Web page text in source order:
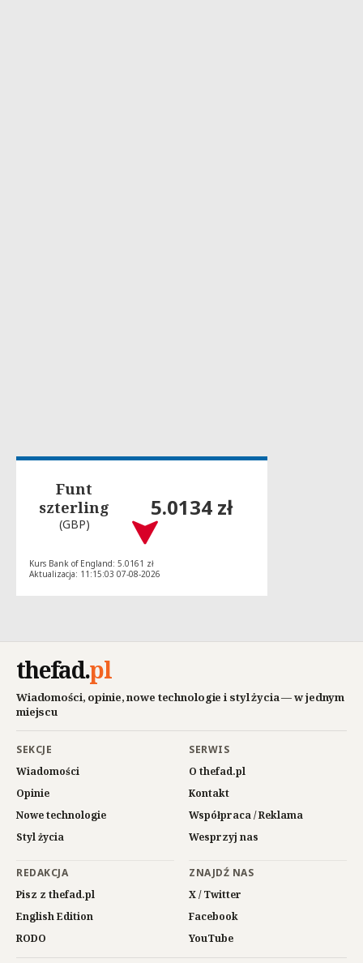
Funt
szterling
(GBP)
5.0134 zł
Kurs Bank of England: 5.0161 zł
Aktualizacja: 11:15:03 07-08-2026
thefad.pl
Wiadomości, opinie, nowe technologie i styl życia — w jednym
miejscu
SEKCJE
Wiadomości
Opinie
Nowe technologie
Styl życia
SERWIS
O thefad.pl
Kontakt
Współpraca / Reklama
Wesprzyj nas
REDAKCJA
Pisz z thefad.pl
English Edition
RODO
ZNAJDŹ NAS
X / Twitter
Facebook
YouTube